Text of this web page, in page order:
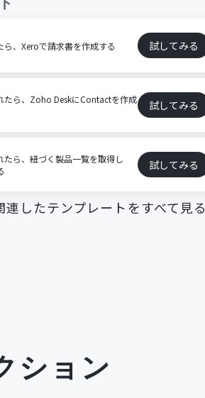
、Xeroで請求書を作成する 試してみる
たら、Zoho DeskにContactを作成 試してみる
ら、紐づく製品一覧を取得し
試してみる
連したテンプレートをすべて見る
ション